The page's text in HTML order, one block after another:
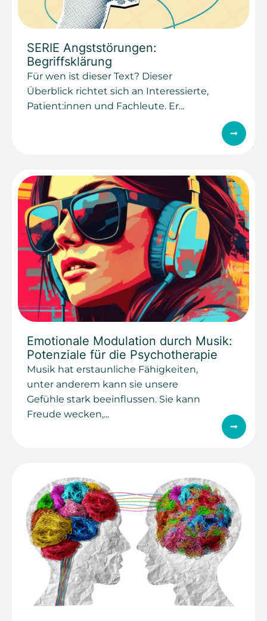
SERIE Angststörungen:
Begriffsklärung
Für wen ist dieser Text? Dieser
Überblick richtet sich an Interessierte,
Patient:innen und Fachleute. Er...
Emotionale Modulation durch Musik:
Potenziale für die Psychotherapie
Musik hat erstaunliche Fähigkeiten,
unter anderem kann sie unsere
Gefühle stark beeinflussen. Sie kann
Freude wecken,...